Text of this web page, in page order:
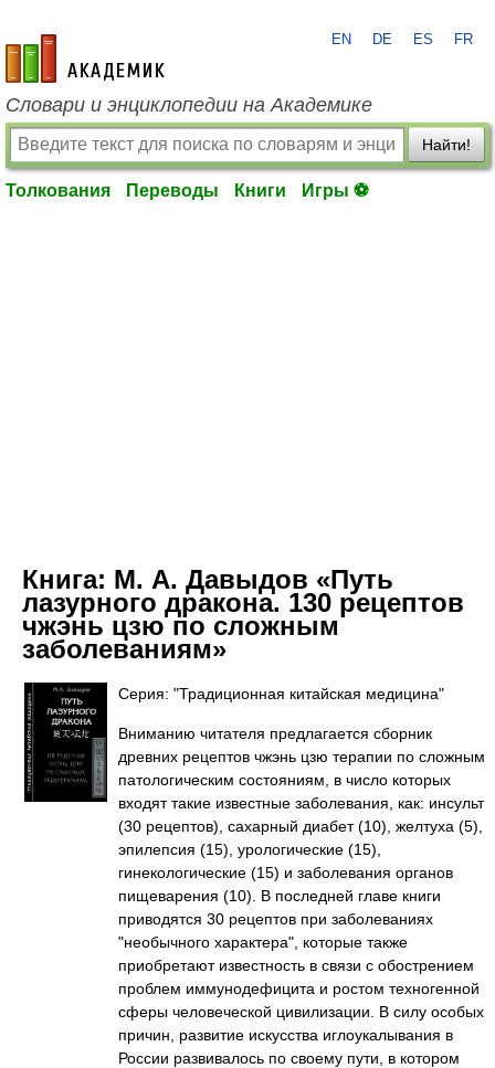
academic.ru
EN DE ES FR
Словари и энциклопедии на Академике
Найти!
Толкования Переводы Книги Игры ⚽
Книга: М. А. Давыдов «Путь
лазурного дракона. 130 рецептов
чжэнь цзю по сложным
заболеваниям»
Серия: "Традиционная китайская медицина"
Вниманию читателя предлагается сборник
древних рецептов чжэнь цзю терапии по сложным
патологическим состояниям, в число которых
входят такие известные заболевания, как: инсульт
(30 рецептов), сахарный диабет (10), желтуха (5),
эпилепсия (15), урологические (15),
гинекологические (15) и заболевания органов
пищеварения (10). В последней главе книги
приводятся 30 рецептов при заболеваниях
"необычного характера", которые также
приобретают известность в связи с обострением
проблем иммунодефицита и ростом техногенной
сферы человеческой цивилизации. В силу особых
причин, развитие искусства иглоукалывания в
России развивалось по своему пути, в котором